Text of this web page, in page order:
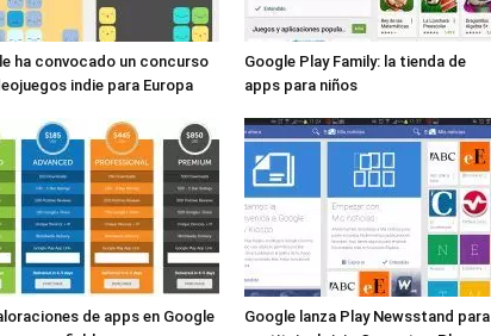
ha convocado un concurso
indie para Europa
Google Play Family: la tienda de
apps para niños
de apps en Google
Google lanza Play Newsstand para